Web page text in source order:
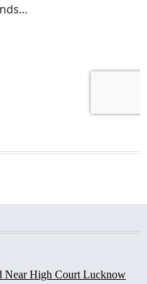
Near High Court Lucknow